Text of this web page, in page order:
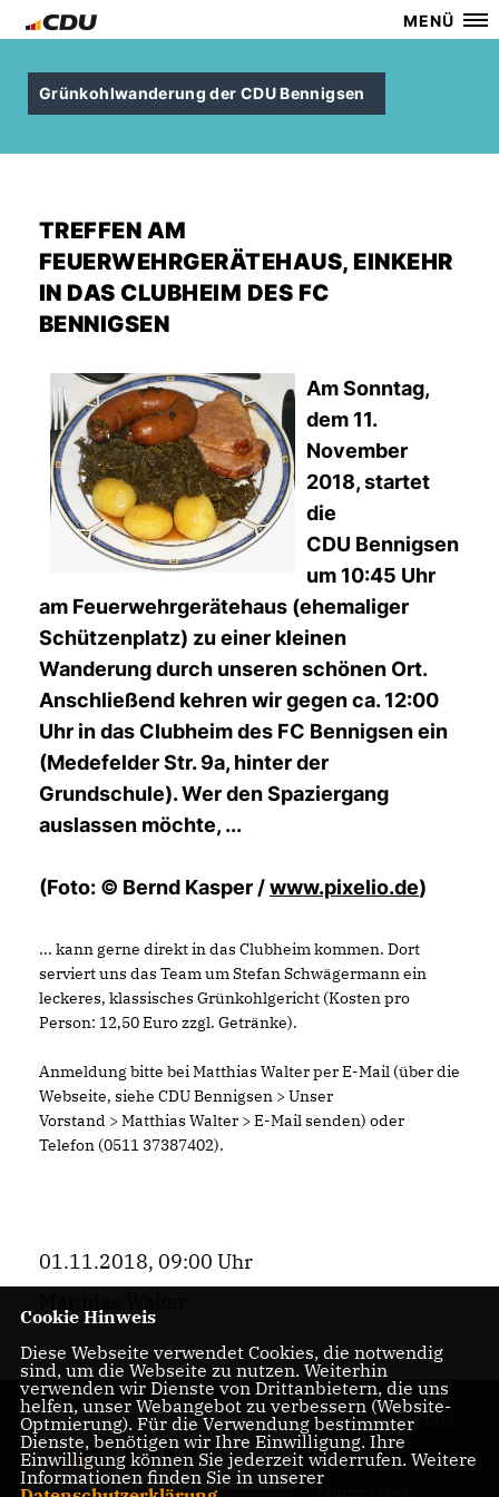
MENÜ
Grünkohlwanderung der CDU Bennigsen
TREFFEN AM
FEUERWEHRGERÄTEHAUS, EINKEHR
IN DAS CLUBHEIM DES FC
BENNIGSEN
Am Sonntag,
dem 11.
November
2018, startet
die
CDU Bennigsen
um 10:45 Uhr
am Feuerwehrgerätehaus (ehemaliger
Schützenplatz) zu einer kleinen
Wanderung durch unseren schönen Ort.
Anschließend kehren wir gegen ca. 12:00
Uhr in das Clubheim des FC Bennigsen ein
(Medefelder Str. 9a, hinter der
Grundschule). Wer den Spaziergang
auslassen möchte, ...
(Foto: © Bernd Kasper /www.pixelio.de)
... kann gerne direkt in das Clubheim kommen. Dort
serviert uns das Team um Stefan Schwägermann ein
leckeres, klassisches Grünkohlgericht (Kosten pro
Person: 12,50 Euro zzgl. Getränke).
Anmeldung bitte bei Matthias Walter per E-Mail (über die
Webseite, siehe CDU Bennigsen > Unser
Vorstand > Matthias Walter > E-Mail senden) oder
Telefon (0511 37387402).
01.11.2018, 09:00 Uhr
Homepage der CDU
Bennigsen
Cookie Hinweis
Diese Webseite verwendet Cookies, die notwendig
sind, um die Webseite zu nutzen. Weiterhin
verwenden wir Dienste von Drittanbietern, die uns
helfen, unser Webangebot zu verbessern (Website-
Optmierung). Für die Verwendung bestimmter
Dienste, benötigen wir Ihre Einwilligung. Ihre
Einwilligung können Sie jederzeit widerrufen. Weitere
Informationen finden Sie in unserer